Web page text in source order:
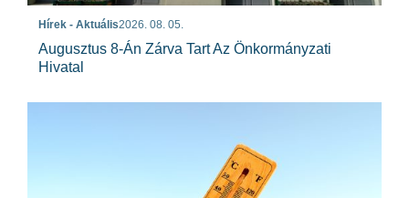
Hírek - Aktuális2026. 08. 05.
Augusztus 8-Án Zárva Tart Az Önkormányzati
Hivatal